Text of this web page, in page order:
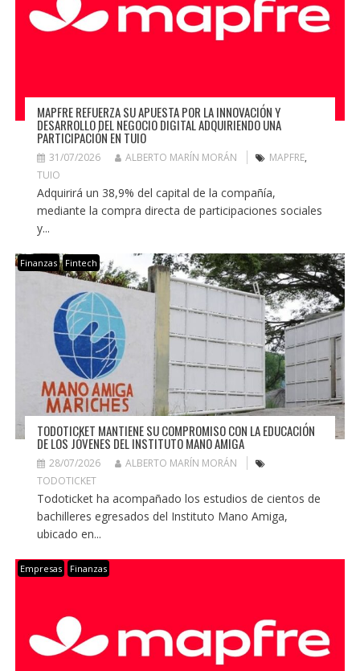
MAPFRE REFUERZA SU APUESTA POR LA INNOVACIÓN Y
DESARROLLO DEL NEGOCIO DIGITAL ADQUIRIENDO UNA
PARTICIPACIÓN EN TUIO
31/07/2026 ALBERTO MARÍN MORÁN MAPFRE,
TUIO
Adquirirá un 38,9% del capital de la compañía,
mediante la compra directa de participaciones sociales
y...
Finanzas Fintech
TODOTICKET MANTIENE SU COMPROMISO CON LA EDUCACIÓN
DE LOS JÓVENES DEL INSTITUTO MANO AMIGA
28/07/2026
ALBERTO MARÍN MORÁN
TODOTICKET
Todoticket ha acompañado los estudios de cientos de
bachilleres egresados del Instituto Mano Amiga,
ubicado en...
Empresas Finanzas